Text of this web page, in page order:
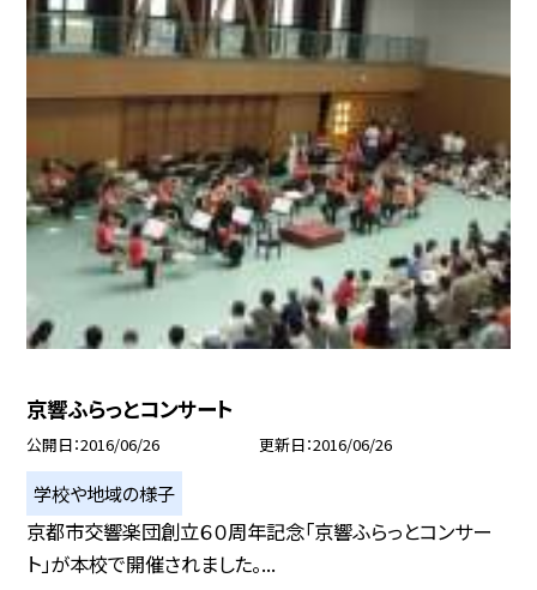
京響ふらっとコンサート
公開日 2016/06/26 更新日 2016/06/26
学校や地域の様子
京都市交響楽団創立６０周年記念「京響ふらっとコンサー
ト」が本校で開催されました。...